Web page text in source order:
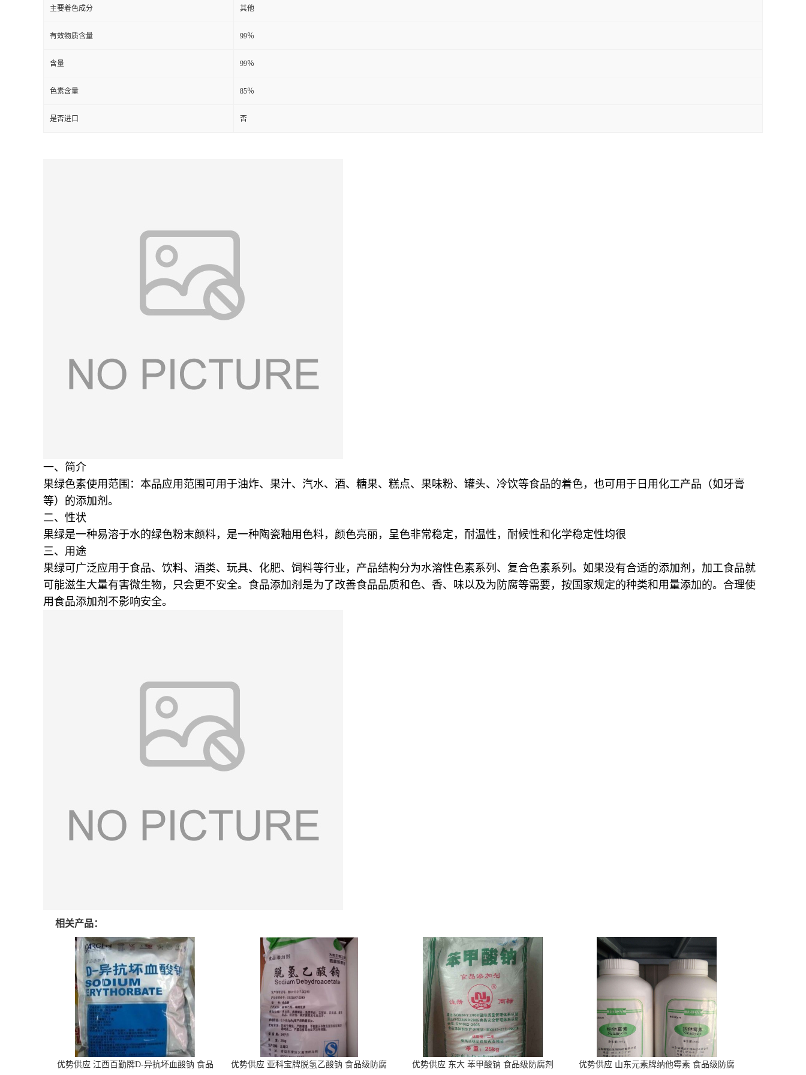
主要着色成分 其他
有效物质含量 99％
含量 99％
色素含量 85％
是否进口 否
一、简介
果绿色素使用范围：本品应用范围可用于油炸、果汁、汽水、酒、糖果、糕点、果味粉、罐头、冷饮等食品的着色，也可用于日用化工产品（如牙膏
等）的添加剂。
二、性状
果绿是一种易溶于水的绿色粉末颜料，是一种陶瓷釉用色料，颜色亮丽，呈色非常稳定，耐温性，耐候性和化学稳定性均很
三、用途
果绿可广泛应用于食品、饮料、酒类、玩具、化肥、饲料等行业，产品结构分为水溶性色素系列、复合色素系列。如果没有合适的添加剂，加工食品就
可能滋生大量有害微生物，只会更不安全。食品添加剂是为了改善食品品质和色、香、味以及为防腐等需要，按国家规定的种类和用量添加的。合理使
用食品添加剂不影响安全。
相关产品：
优势供应 江西百勤牌D-异抗坏血酸钠 食品 优势供应 亚科宝牌脱氢乙酸钠 食品级防腐 优势供应 东大 苯甲酸钠 食品级防腐剂 优势供应 山东元素牌纳他霉素 食品级防腐